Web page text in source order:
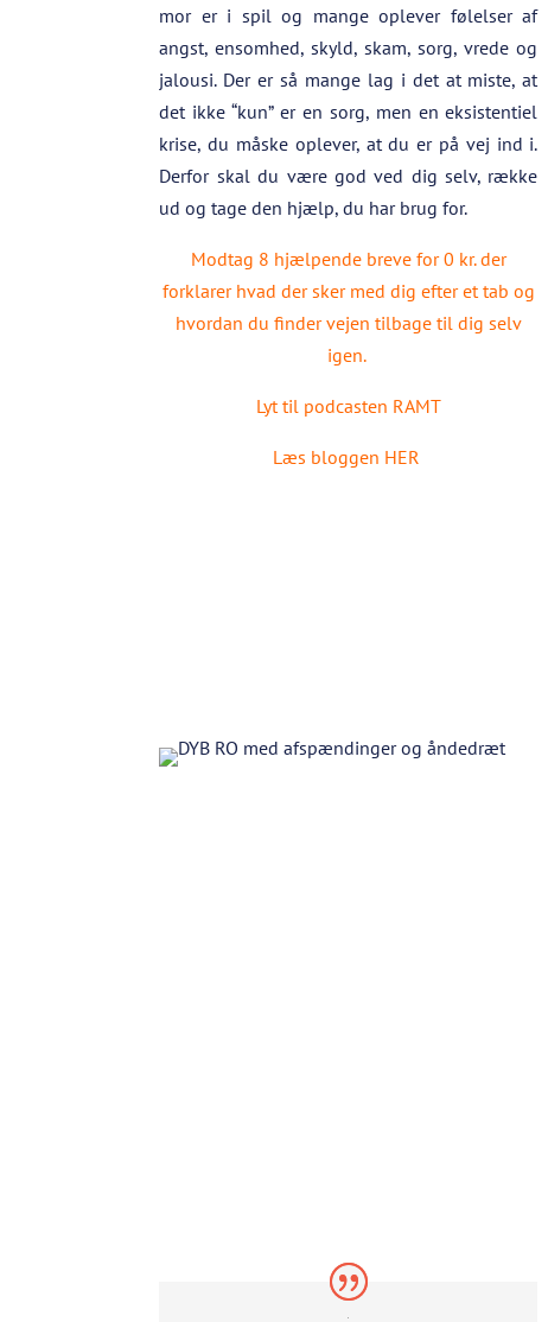
mor er i spil og mange oplever følelser af
angst, ensomhed, skyld, skam, sorg, vrede og
jalousi. Der er så mange lag i det at miste, at
det ikke “kun” er en sorg, men en eksistentiel
krise, du måske oplever, at du er på vej ind i.
Derfor skal du være god ved dig selv, række
ud og tage den hjælp, du har brug for.
Modtag 8 hjælpende breve for 0 kr. der
forklarer hvad der sker med dig efter et tab og
hvordan du finder vejen tilbage til dig selv
igen.
Lyt til podcasten RAMT
Læs bloggen HER